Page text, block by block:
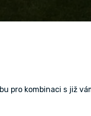
pro kombinaci s již